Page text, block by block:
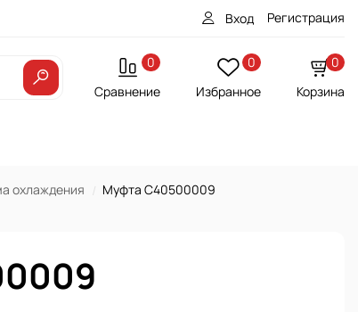
Вход Регистрация
0
Сравнение
0
Избранное
0
Корзина
охлаждения Муфта С40500009